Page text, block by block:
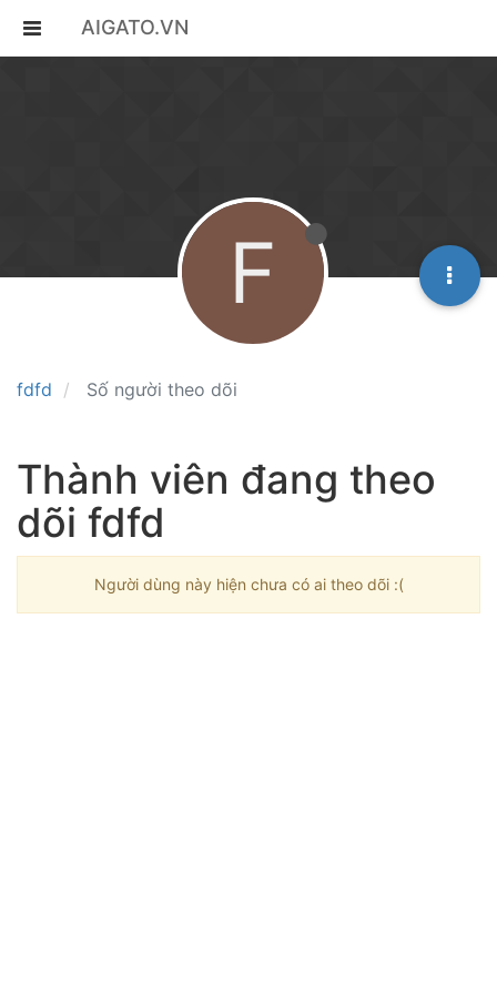
AIGATO.VN
fdfd Số người theo dõi
F
Thành viên đang theo
dõi fdfd
Người dùng này hiện chưa có ai theo dõi :(